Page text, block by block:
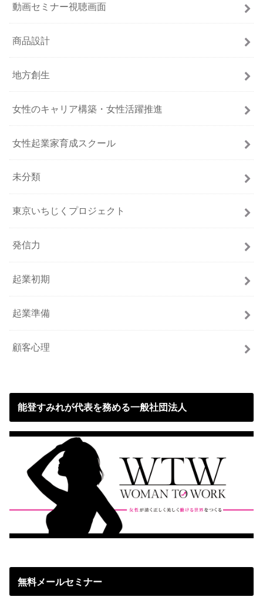
動画セミナー視聴画面
商品設計
地方創生
女性のキャリア構築・女性活躍推進
女性起業家育成スクール
未分類
東京いちじくプロジェクト
発信力
起業初期
起業準備
顧客心理
能登すみれが代表を務める一般社団法人
無料メールセミナー